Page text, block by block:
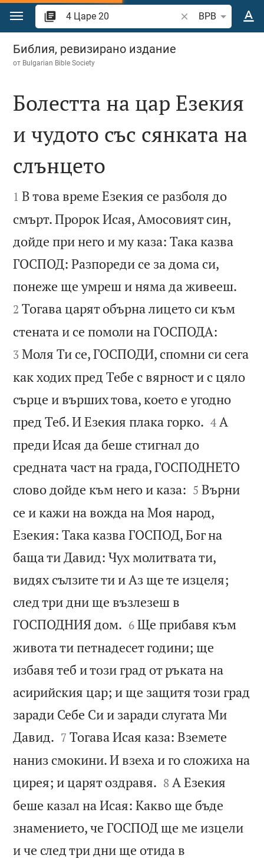
Преминете към съдържанието
Търсете стих или
BPB
4 Царе 20
Библия, ревизирано издание
от Bulgarian Bible Society

Болестта на цар Езекия
и чудото със сянката на
слънцето

1 В това време Езекия се разболя до
смърт. Пророк Исая, Амосовият син,
дойде при него и му каза: Така казва
ГОСПОД: Разпореди се за дома си,
понеже ще умреш и няма да живееш.
2 Тогава царят обърна лицето си към
стената и се помоли на ГОСПОДА:
3 Моля Ти се, ГОСПОДИ, спомни си сега
как ходих пред Тебе с вярност и с цяло
сърце и върших това, което е угодно
пред Теб. И Езекия плака горко. 

4 А
преди Исая да беше стигнал до
средната част на града, ГОСПОДНЕТО
слово дойде към него и каза: 

5 Върни
се и кажи на вожда на Моя народ,
Езекия: Така казва ГОСПОД, Бог на
баща ти Давид: Чух молитвата ти,
видях сълзите ти и Аз ще те изцеля;
след три дни ще възлезеш в
ГОСПОДНИЯ дом. 

6 Ще прибавя към
живота ти петнадесет години; ще
избавя теб и този град от ръката на
асирийския цар; и ще защитя този град
заради Себе Си и заради слугата Ми
Давид. 

7 Тогава Исая каза: Вземете
наниз смокини. И взеха и го сложиха на
цирея; и царят оздравя. 

8 А Езекия
беше казал на Исая: Какво ще бъде
знамението, че ГОСПОД ще ме изцели
и че след три дни ще отида в